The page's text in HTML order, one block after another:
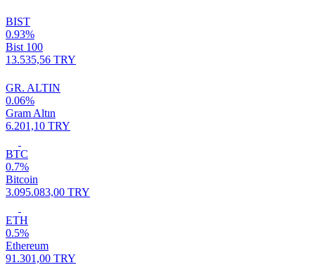
BIST
0.93%
Bist 100
13.535,56 TRY
GR. ALTIN
0.06%
Gram Altın
6.201,10 TRY
BTC
0.7%
Bitcoin
3.095.083,00 TRY
ETH
0.5%
Ethereum
91.301,00 TRY